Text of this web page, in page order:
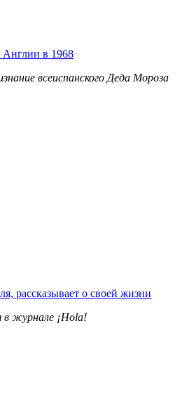
Англии в 1968
всеиспанского Деда Мороза
рассказывает о своей жизни
в журнале ¡Hola!